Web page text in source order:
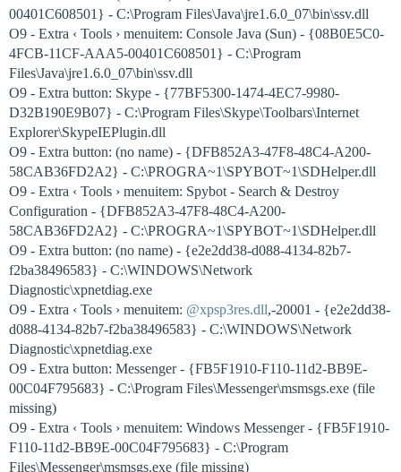
00401C608501} - C:\Program Files\Java\jre1.6.0_07\bin\ssv.dll
O9 - Extra ‹ Tools › menuitem: Console Java (Sun) - {08B0E5C0-
4FCB-11CF-AAA5-00401C608501} - C:\Program
Files\Java\jre1.6.0_07\bin\ssv.dll
O9 - Extra button: Skype - {77BF5300-1474-4EC7-9980-
D32B190E9B07} - C:\Program Files\Skype\Toolbars\Internet
Explorer\SkypeIEPlugin.dll
O9 - Extra button: (no name) - {DFB852A3-47F8-48C4-A200-
58CAB36FD2A2} - C:\PROGRA~1\SPYBOT~1\SDHelper.dll
O9 - Extra ‹ Tools › menuitem: Spybot - Search & Destroy
Configuration - {DFB852A3-47F8-48C4-A200-
58CAB36FD2A2} - C:\PROGRA~1\SPYBOT~1\SDHelper.dll
O9 - Extra button: (no name) - {e2e2dd38-d088-4134-82b7-
f2ba38496583} - C:\WINDOWS\Network
Diagnostic\xpnetdiag.exe
O9 - Extra ‹ Tools › menuitem: @xpsp3res.dll,-20001 - {e2e2dd38-
d088-4134-82b7-f2ba38496583} - C:\WINDOWS\Network
Diagnostic\xpnetdiag.exe
O9 - Extra button: Messenger - {FB5F1910-F110-11d2-BB9E-
00C04F795683} - C:\Program Files\Messenger\msmsgs.exe (file
missing)
O9 - Extra ‹ Tools › menuitem: Windows Messenger - {FB5F1910-
F110-11d2-BB9E-00C04F795683} - C:\Program
Files\Messenger\msmsgs.exe (file missing)